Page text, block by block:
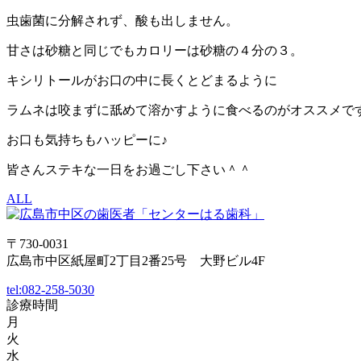
虫歯菌に分解されず、酸も出しません。
甘さは砂糖と同じでもカロリーは砂糖の４分の３。
キシリトールがお口の中に長くとどまるように
ラムネは咬まずに舐めて溶かすように食べるのがオススメで
お口も気持ちもハッピーに♪
皆さんステキな一日をお過ごし下さい＾＾
ALL
〒730-0031
広島市中区紙屋町2丁目2番25号 大野ビル4F
tel:082-258-5030
診療時間
月
火
水